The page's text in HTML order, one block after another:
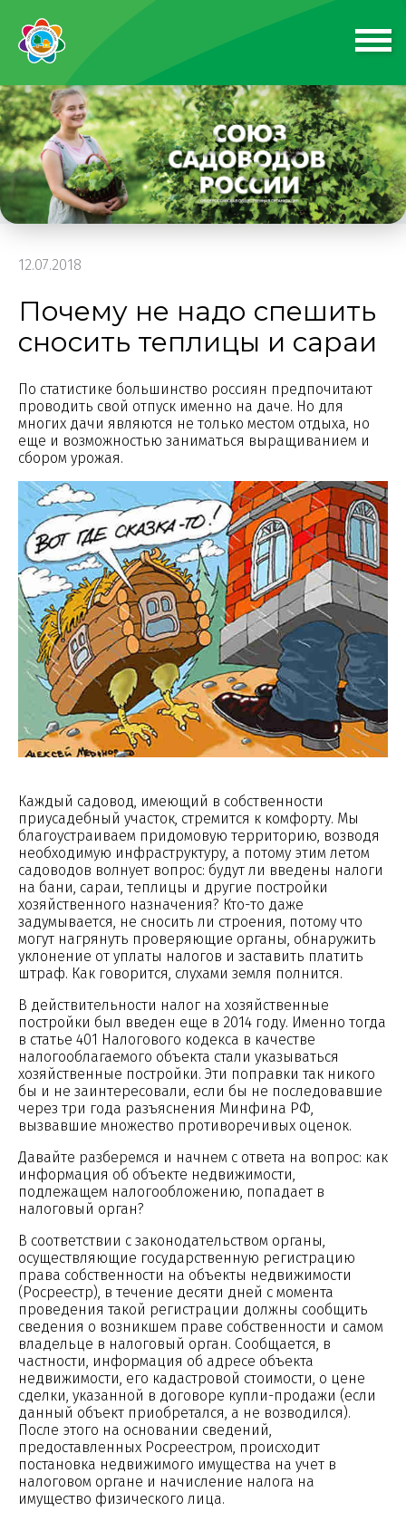
12.07.2018
Почему не надо спешить
сносить теплицы и сараи
По статистике большинство россиян предпочитают
проводить свой отпуск именно на даче. Но для
многих дачи являются не только местом отдыха, но
еще и возможностью заниматься выращиванием и
сбором урожая.
Каждый садовод, имеющий в собственности
приусадебный участок, стремится к комфорту. Мы
благоустраиваем придомовую территорию, возводя
необходимую инфраструктуру, а потому этим летом
садоводов волнует вопрос: будут ли введены налоги
на бани, сараи, теплицы и другие постройки
хозяйственного назначения? Кто-то даже
задумывается, не сносить ли строения, потому что
могут нагрянуть проверяющие органы, обнаружить
уклонение от уплаты налогов и заставить платить
штраф. Как говорится, слухами земля полнится.
В действительности налог на хозяйственные
постройки был введен еще в 2014 году. Именно тогда
в статье 401 Налогового кодекса в качестве
налогооблагаемого объекта стали указываться
хозяйственные постройки. Эти поправки так никого
бы и не заинтересовали, если бы не последовавшие
через три года разъяснения Минфина РФ,
вызвавшие множество противоречивых оценок.
Давайте разберемся и начнем с ответа на вопрос: как
информация об объекте недвижимости,
подлежащем налогообложению, попадает в
налоговый орган?
В соответствии с законодательством органы,
осуществляющие государственную регистрацию
права собственности на объекты недвижимости
(Росреестр), в течение десяти дней с момента
проведения такой регистрации должны сообщить
сведения о возникшем праве собственности и самом
владельце в налоговый орган. Сообщается, в
частности, информация об адресе объекта
недвижимости, его кадастровой стоимости, о цене
сделки, указанной в договоре купли-продажи (если
данный объект приобретался, а не возводился).
После этого на основании сведений,
предоставленных Росреестром, происходит
постановка недвижимого имущества на учет в
налоговом органе и начисление налога на
имущество физического лица.